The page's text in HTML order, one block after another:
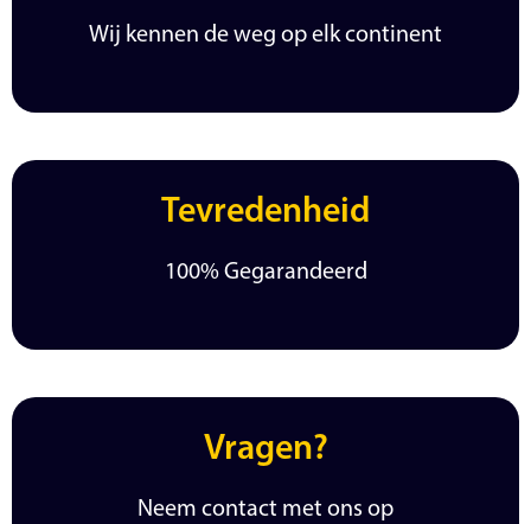
Wij kennen de weg op elk continent
Tevredenheid
100% Gegarandeerd
Vragen?
Neem contact met ons op